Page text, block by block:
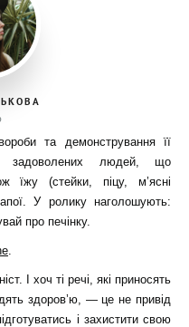
та демонстрування її
задоволених людей, що
їжу (стейки, піцу, м’ясні
У ролику наголошують:
про печінку.
.
І хоч ті речі, які приносять
здоров’ю, — це не привід
і захистити свою